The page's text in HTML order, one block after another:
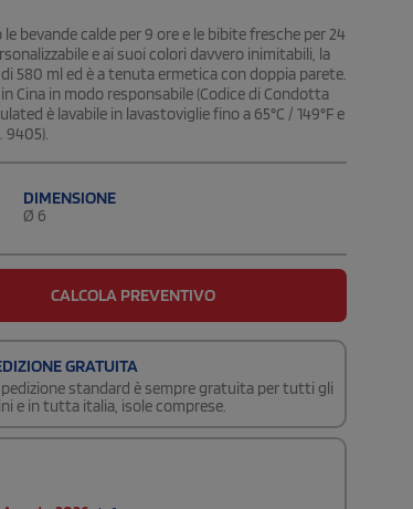
bevande calde per 9 ore e le bibite fresche per 24
e ai suoi colori davvero inimitabili, la
580 ml ed è a tenuta ermetica con doppia parete.
Cina in modo responsabile (Codice di Condotta
è lavabile in lavastoviglie fino a 65°C / 149°F e
DIMENSIONE
Ø 6
CALCOLA PREVENTIVO
GRATUITA
standard è sempre gratuita per tutti gli
e in tutta italia, isole comprese.